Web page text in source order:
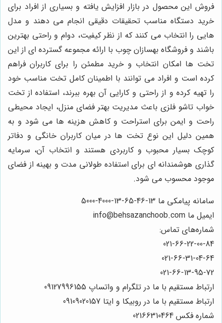
فروش این محصول در بازار افزایش یافته و بسیاری از افراد برای
خرید دستگاه مناسب تحقیقات دقیقی انجام می دهند و مدل
هایی را انتخاب می کنند که از نظر کیفیت، دوام و راحتی بهترین
باشند و فروشگاه بهسازان چوب با ارائه مجموعه گسترده ای از این
تخت ها امکان انتخاب و خرید مطمئن را برای کاربران فراهم
کرده است و افراد می توانند با اطمینان کامل تخت مناسب خود
را تهیه کرده و از راحتی و کارایی آن بهره ببرند، استفاده از تخت
خواب تاشو فلزی باعث مدیریت بهتر فضای منزل، ایجاد محیطی
راحت و ایمن برای استراحت و کاهش هزینه ها می شود و به
همین دلیل این نوع تخت ها در میان کاربران خانگی و دفاتر
کوچک بسیار محبوب و کاربردی هستند و انتخاب آن، سرمایه
گذاری هوشمندانه ای برای استفاده طولانی مدت و بهینه از فضای
موجود محسوب می شود.
سامانه پیامکی ما 13-46-65-13-4000-5000
ایمیل ما info@behsazanchoob.com
شماره‌های تماس:
021-66-22-00-84
021-66-31-04-64
021-66-13-95-72
ارتباط مستقیم با ما در تلگرام و واتساپ 09127996155
ارتباط مستقیم با ما در روبیکا و ایتا 09109020157
شماره فکس 02166310464